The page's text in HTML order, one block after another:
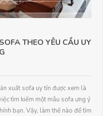
THEO YÊU CẦU UY
xuất sofa uy tín được xem là
tìm kiếm một mẫu sofa ưng ý
bạn. Vậy, làm thế nào để tìm